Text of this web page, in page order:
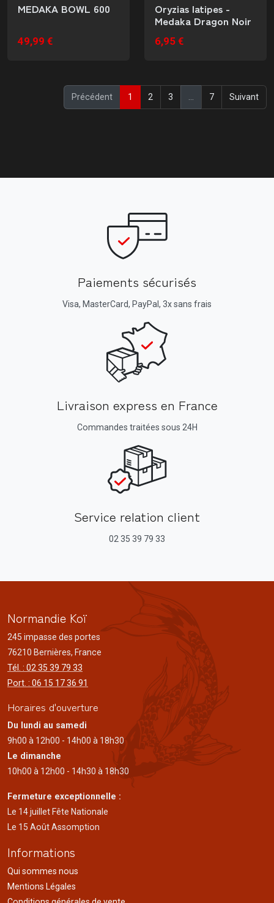
MEDAKA BOWL 600
49,99 €
Oryzias latipes -
Medaka Dragon Noir
6,95 €
Précédent 1 (current)
2 3 7 Suivant
Paiements sécurisés
Visa, MasterCard, PayPal, 3x sans frais
Livraison express en France
Commandes traitées sous 24H
Service relation client
02 35 39 79 33
Normandie Koï
245 impasse des portes
76210 Bernières, France
Tél. : 02 35 39 79 33
Port. : 06 15 17 36 91
Horaires d'ouverture
Du lundi au samedi
9h00 à 12h00 - 14h00 à 18h30
Le dimanche
10h00 à 12h00 - 14h30 à 18h30
Fermeture exceptionnelle :
Le 14 juillet Fête Nationale
Le 15 Août Assomption
Informations
Qui sommes nous
Mentions Légales